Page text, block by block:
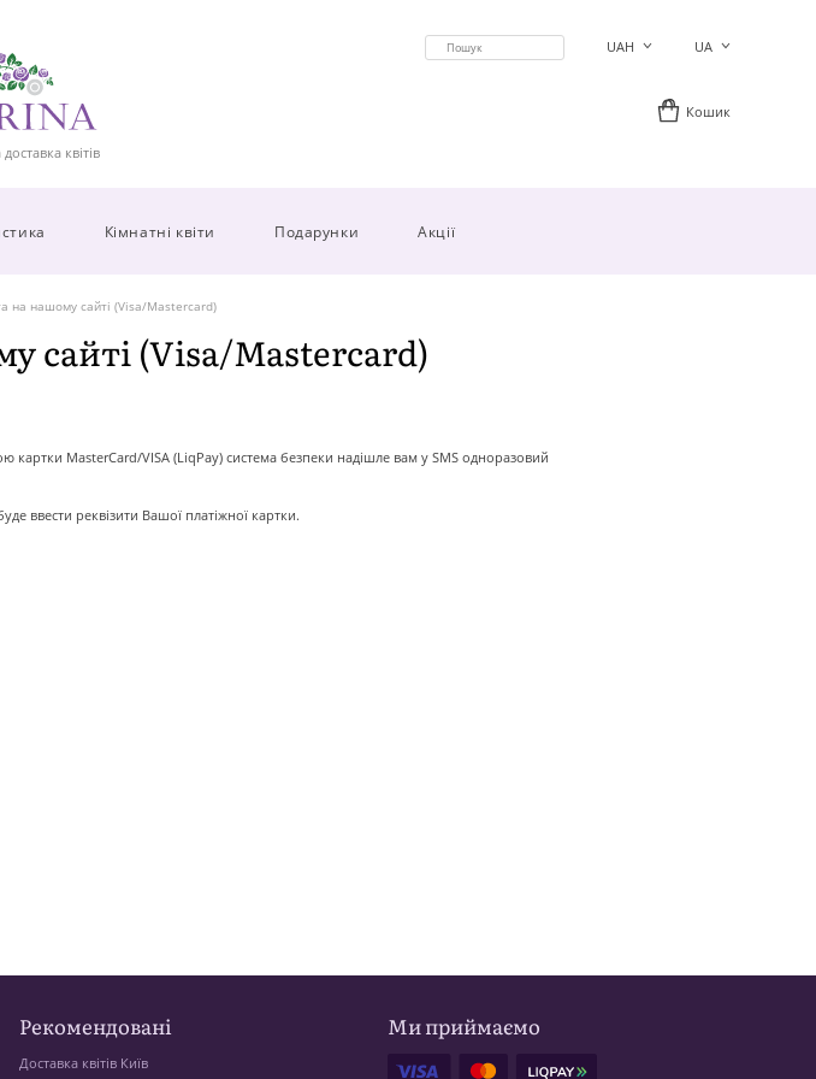
квітів
UAH UA
Кошик
Кімнатні квіти Подарунки Акції
на нашому сайті (Visa/Mastercard)
сайті (Visa/Mastercard)
MasterCard/VISA (LiqPay) система безпеки надішле вам у SMS одноразовий
ввести реквізити Вашої платіжної картки.
Рекомендовані
Доставка квітів Київ
Ми приймаємо